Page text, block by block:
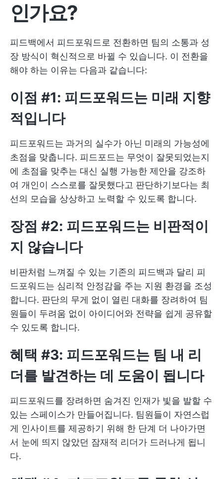
인가요?
피드백에서 피드포워드로 전환하면 팀의 소통과 성
장 방식이 혁신적으로 바뀔 수 있습니다. 이 전환을
해야 하는 이유는 다음과 같습니다:
이점 #1: 피드포워드는 미래 지향
적입니다
피드포워드는 과거의 실수가 아닌 미래의 가능성에
초점을 맞춥니다. 피드포드는 무엇이 잘못되었는지
에 초점을 맞추는 대신 실행 가능한 제안을 강조하
여 개인이 스스로를 잘못했다고 판단하기보다는 최
선의 모습을 상상하고 노력할 수 있도록 합니다.
장점 #2: 피드포워드는 비판적이
지 않습니다
비판처럼 느껴질 수 있는 기존의 피드백과 달리 피
드포워드는 심리적 안정감을 주는 지원 환경을 조성
합니다. 판단의 무게 없이 열린 대화를 장려하여 팀
원들이 두려움 없이 아이디어와 전략을 쉽게 공유할
수 있도록 합니다.
혜택 #3: 피드포워드는 팀 내 리
더를 발견하는 데 도움이 됩니다
피드포워드를 장려하면 숨겨진 인재가 빛을 발할 수
있는 스페이스가 만들어집니다. 팀원들이 자연스럽
게 인사이트를 제공하기 위해 한 단계 더 나아가면
서 눈에 띄지 않았던 잠재적 리더가 드러나게 됩니
다.